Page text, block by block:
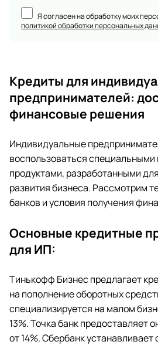
Я согласен на обработку моих
политикой обработки персональных
Кредиты для
предпринимателей:
финансовые решения
Индивидуальные
воспользоваться
продуктами, разработанными
развития бизнеса. Рассмотрим
банков и условия получения
Основные кредитные
для ИП:
Тинькофф Бизнес предлагает
на пополнение оборотных
специализируется на малом
13%. Точка банк предоставляет
от 14%. Сбербанк устанавливает